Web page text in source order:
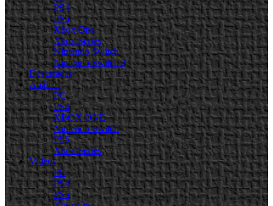
PS4
PS5
Xbox One
Xbox Series
Nintendo Switch
Nintendo Switch 2
Destacadas
Análisis
PC
PS4
XBOX ONE
Nintendo Switch
PS5
Xbox Series
Videos
PC
PS4
PS5